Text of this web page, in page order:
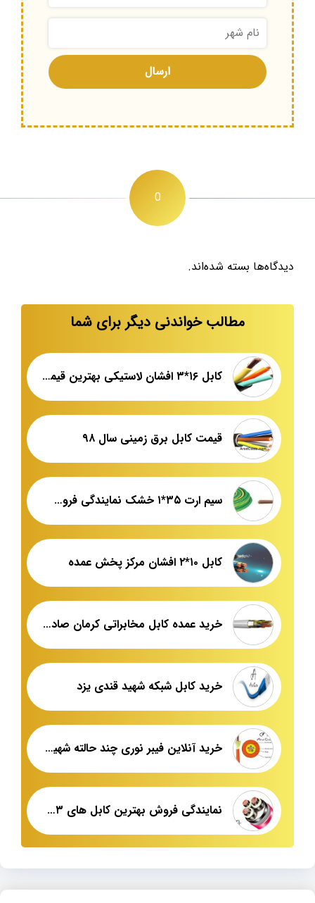
0
دیدگاه‌ها بسته شده‌اند.
مطالب خواندنی دیگر برای شما
کابل ۱۶*۳ افشان لاستیکی بهترین قیمت
قیمت کابل برق زمینی سال ۹۸
سیم ارت ۳۵*۱ خشک نمایندگی فروش عمده
کابل ۱۰*۲ افشان مرکز پخش عمده
خرید عمده کابل مخابراتی کرمان صادراتی
خرید کابل شبکه شهید قندی یزد
خرید آنلاین فیبر نوری چند حالته شهید قندی یزد
نمایندگی فروش بهترین کابل های ۳۳ کیلو ولت